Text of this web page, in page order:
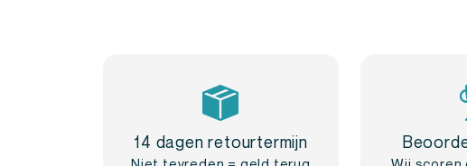
14 dagen retourtermijn